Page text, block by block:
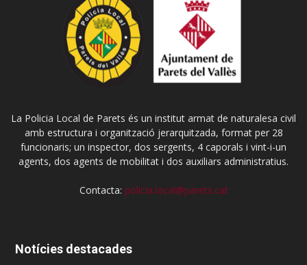
La Policia Local de Parets és un institut armat de naturalesa civil
amb estructura i organització jerarquitzada, format per 28
funcionaris; un inspector, dos sergents, 4 caporals i vint-i-un
agents, dos agents de mobilitat i dos auxiliars administratius.
Contacta: policia.local@parets.cat
Notícies destacades